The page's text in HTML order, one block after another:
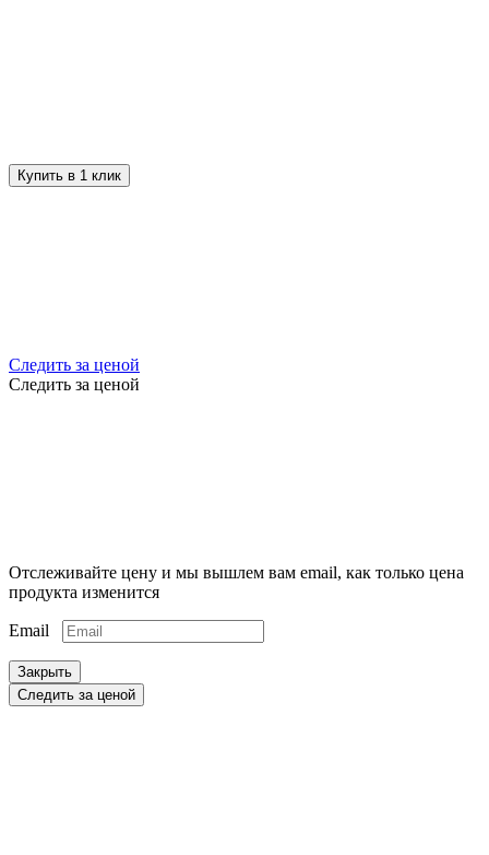
Купить в 1 клик
Следить за ценой
Следить за ценой
Отслеживайте цену и мы вышлем вам email, как только цена
продукта изменится
Email
Закрыть
Следить за ценой